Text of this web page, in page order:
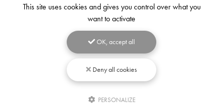
Écrivez-
This site uses cookies and gives you control over what you
want to activate
OK, accept all
Deny all cookies
PERSONALIZE